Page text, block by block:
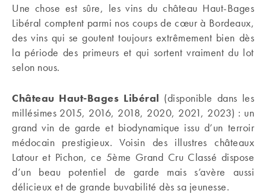
Une chose est sûre, les vins du château Haut-Bages
Libéral comptent parmi nos coups de cœur à Bordeaux,
des vins qui se goutent toujours extrêmement bien dès
la période des primeurs et qui sortent vraiment du lot
selon nous.
Château Haut-Bages Libéral (disponible dans les
millésimes 2015, 2016, 2018, 2020, 2021, 2023) : un
grand vin de garde et biodynamique issu d’un terroir
médocain prestigieux. Voisin des illustres châteaux
Latour et Pichon, ce 5ème Grand Cru Classé dispose
d’un beau potentiel de garde mais s’avère aussi
délicieux et de grande buvabilité dès sa jeunesse.